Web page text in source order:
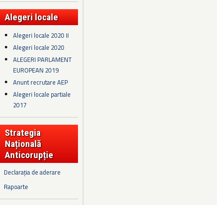
Alegeri locale
Alegeri locale 2020 II
Alegeri locale 2020
ALEGERI PARLAMENT
EUROPEAN 2019
Anunt recrutare AEP
Alegeri locale partiale
2017
Strategia
Națională
Anticorupție
Declarația de aderare
Rapoarte